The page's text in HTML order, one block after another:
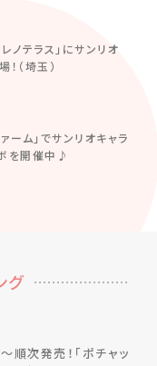
ノテラス」にサンリオ
（埼玉）
ーム」でサンリオキャラ
を開催中♪
グ
～順次発売！「ポチャッ